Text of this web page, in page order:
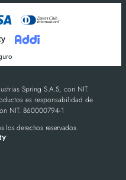
Spring S.A.S, con NIT.
es responsabilidad de
NIT. 860000794-1
derechos reservados.